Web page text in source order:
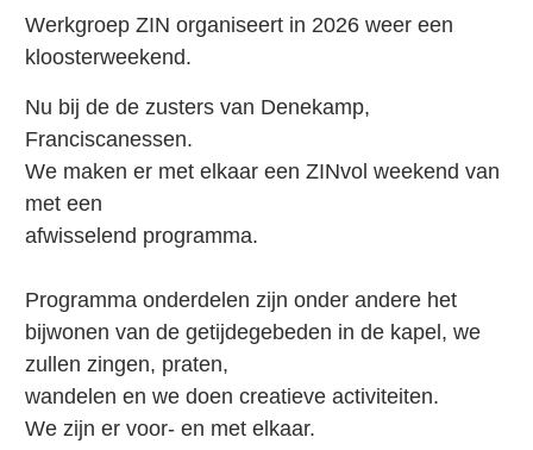
Werkgroep ZIN organiseert in 2026 weer een
kloosterweekend.
Nu bij de de zusters van Denekamp,
Franciscanessen.
We maken er met elkaar een ZINvol weekend van
met een
afwisselend programma.
Programma onderdelen zijn onder andere het
bijwonen van de getijdegebeden in de kapel, we
zullen zingen, praten,
wandelen en we doen creatieve activiteiten.
We zijn er voor- en met elkaar.